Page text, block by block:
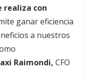
realiza con
ganar eficiencia
a nuestros
Raimondi, CFO